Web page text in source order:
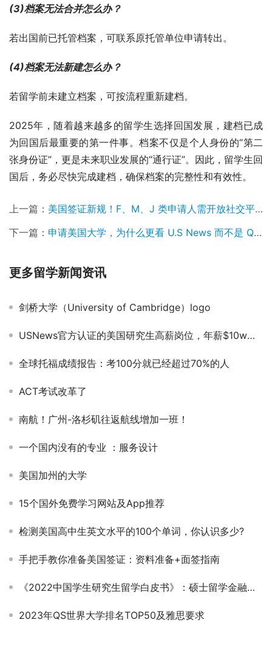
(3)档案无法合并怎么办？
若出国前已托管档案，可联系原托管单位申请转出。
(4)档案无法新建怎么办？
若留学前未建立档案，可按流程重新建档。
2025年，随着越来越多的留学生选择回国发展，建档已成
为回国后最重要的第一件事。档案不仅是个人身份的“第二
张身份证”，更是未来职业发展的“通行证”。因此，留学生回
国后，务必尽快完成建档，确保档案的完整性和有效性。
上一篇： 美国签证新规！F、M、J 类申请人需开放社交平台隐私，审核全面升级！
下一篇： 申请美国大学，为什么更看 U.S News 而不是 QS 排名？
更多留学新闻资讯
剑桥大学（University of Cambridge）logo
USNews官方认证的美国研究生高薪岗位，年薪$10w不是梦！
全球托福成绩报告：考100分就已经超过70%的人
ACT考试改革了
南航！广州-洛杉矶往返航线增加一班！
一个国内没有的专业 ：服务设计
美国加州的大学
15个国外免费学习网站及App推荐
检测美国高中生英文水平的100个单词，你认识多少?
手把手教你准备美国签证：资料准备+面签指南
《2022中国学生研究生留学白皮书》：硕士留学金融会计仍为强势专业
2023年QS世界大学排名TOP50及雅思要求